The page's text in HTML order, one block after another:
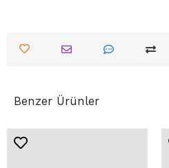
Benzer Ürünler